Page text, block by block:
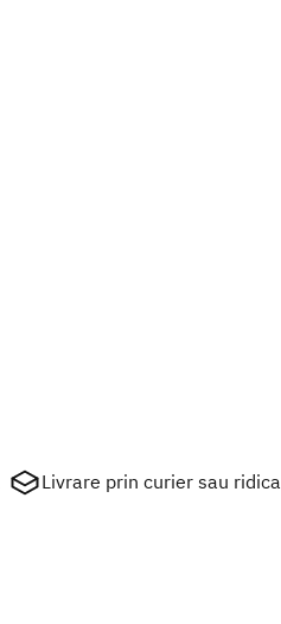
Livrare prin curier sau